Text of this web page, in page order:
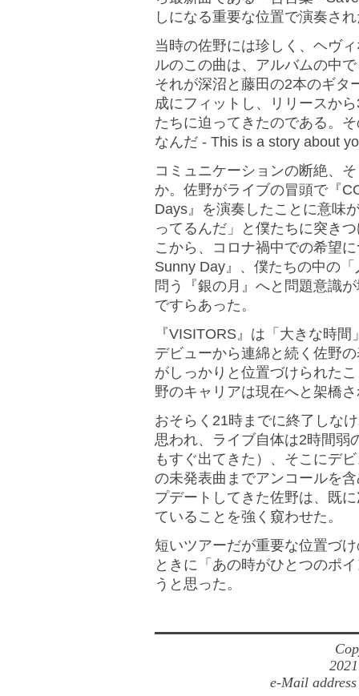
しになる重要な位置で演奏さ
当時の佐野には珍しく、ヘヴ
ルのこの曲は、アルバムの中
それが深沼と藤田の2本のギタ
成にフィットし、リリースか
たちに迫ってきたのである。
なんだ - This is a story about
コミュニケーションの断絶、
か。佐野がライブの冒頭で『
Days』を演奏したことに意味
ってるんだ」と僕たちに突き
こから、コロナ禍中での希望
Sunny Day』、僕たちの中の
問う『銀の月』へと問題意識
ですらあった。
『VISITORS』は「大きな時
デビューから連綿と続く佐野
がしっかりと位置づけられた
野のキャリアは現在へと架橋
おそらく21時までに終了しな
思われ、ライブ自体は2時間弱
もすぐ出てきた）、そこにデ
の未発表曲までアンコールを
プデートしてきた佐野は、既
ていることを強く窺わせた。
短いツアーだが重要な位置づ
ときに「あの時がひとつのポ
うと思った。
e-Mail